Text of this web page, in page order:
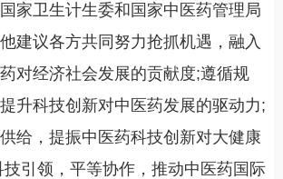
卫生计生委和国家中医药管理局
建议各方共同努力抢抓机遇，融入
对经济社会发展的贡献度;遵循规
升科技创新对中医药发展的驱动力;
给，提振中医药科技创新对大健康
引领，平等协作，推动中医药国际